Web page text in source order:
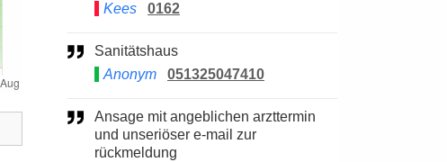
Kees
0162
Sanitätshaus
Anonym
051325047410
Ansage mit angeblichen arzttermin
und unseriöser e-mail zur
rückmeldung